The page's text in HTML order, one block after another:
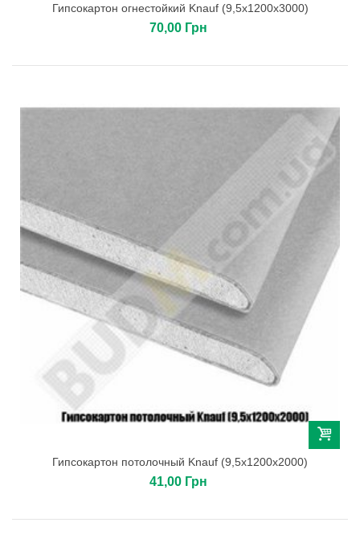
Гипсокартон огнестойкий Knauf (9,5х1200х3000)
70,00 Грн
Гипсокартон потолочный Knauf (9,5х1200х2000)
41,00 Грн